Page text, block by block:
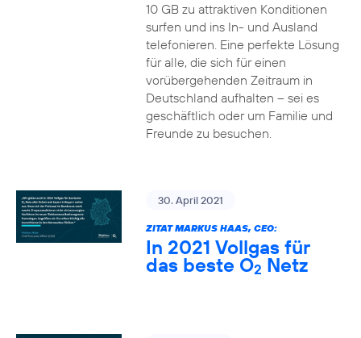
10 GB zu attraktiven Konditionen
surfen und ins In- und Ausland
telefonieren. Eine perfekte Lösung
für alle, die sich für einen
vorübergehenden Zeitraum in
Deutschland aufhalten – sei es
geschäftlich oder um Familie und
Freunde zu besuchen.
30. April 2021
ZITAT MARKUS HAAS, CEO:
In 2021 Vollgas für
das beste O2 Netz